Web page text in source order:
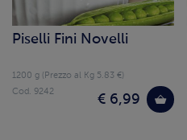
Piselli Fini Novelli
1200 g (Prezzo al Kg 5.83 €)
€ 6,99
Cod. 9242